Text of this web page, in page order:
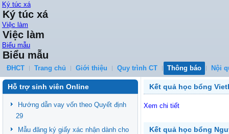
Ký túc xá
Ký túc xá
Việc làm
Việc làm
Biểu mẫu
Biểu mẫu
ĐHCT Trang chủ Giới thiệu Quy trình CT Thông báo Nội
Hỗ trợ sinh viên Online
Hướng dẫn vay vốn theo Quyết định
29
Mẫu đăng ký giấy xác nhận dành cho
Kết quả học bổng
Xem chi tiết
Kết quả học bổng